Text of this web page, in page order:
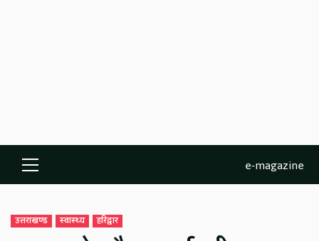
Primary
Menu
e-magazine
उत्तराखण्ड स्वास्थ्य हरिद्वार